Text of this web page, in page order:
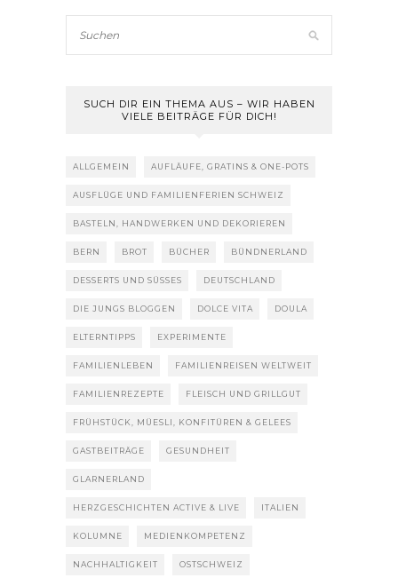
SUCH DIR EIN THEMA AUS – WIR HABEN
VIELE BEITRÄGE FÜR DICH!
ALLGEMEIN AUFLÄUFE, GRATINS & ONE-POTS
AUSFLÜGE UND FAMILIENFERIEN SCHWEIZ
BASTELN, HANDWERKEN UND DEKORIEREN
BERN BROT BÜCHER BÜNDNERLAND
DESSERTS UND SÜSSES DEUTSCHLAND
DIE JUNGS BLOGGEN DOLCE VITA DOULA
ELTERNTIPPS EXPERIMENTE
FAMILIENLEBEN FAMILIENREISEN WELTWEIT
FAMILIENREZEPTE FLEISCH UND GRILLGUT
FRÜHSTÜCK, MÜESLI, KONFITÜREN & GELEES
GASTBEITRÄGE GESUNDHEIT
GLARNERLAND
HERZGESCHICHTEN ACTIVE & LIVE ITALIEN
KOLUMNE MEDIENKOMPETENZ
NACHHALTIGKEIT OSTSCHWEIZ